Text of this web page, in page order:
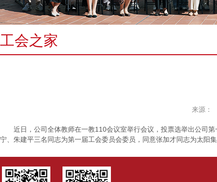
工会之家
来源：
近日，公司全体教师在一教110会议室举行会议，投票选举出公司
宁、朱建平三名同志为第一届工会委员会委员，同意张加才同志为太阳